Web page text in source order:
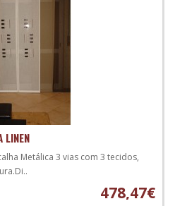
LINEN
Metálica 3 vias com 3 tecidos,
478,47€